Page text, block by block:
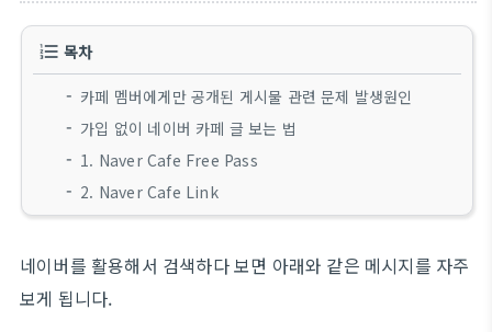
목차
카페 멤버에게만 공개된 게시물 관련 문제 발생원인
가입 없이 네이버 카페 글 보는 법
1. Naver Cafe Free Pass
2. Naver Cafe Link
네이버를 활용해서 검색하다 보면 아래와 같은 메시지를 자주
보게 됩니다.